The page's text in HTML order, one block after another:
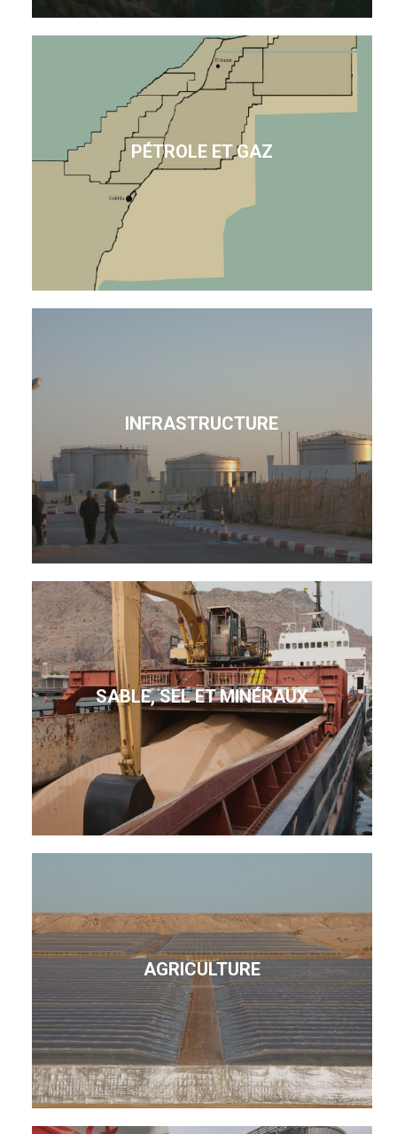
PÉTROLE ET GAZ
INFRASTRUCTURE
SABLE, SEL ET MINÉRAUX
AGRICULTURE